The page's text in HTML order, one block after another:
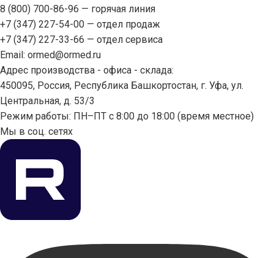
8 (800) 700-86-96 — горячая линия
+7 (347) 227-54-00 — отдел продаж
+7 (347) 227-33-66 — отдел сервиса
Email: ormed@ormed.ru
Адрес производства - офиса - склада:
450095, Россия, Республика Башкортостан, г. Уфа, ул.
Центральная, д. 53/3
Режим работы: ПН–ПТ с 8:00 до 18:00 (время местное)
Мы в соц. сетях